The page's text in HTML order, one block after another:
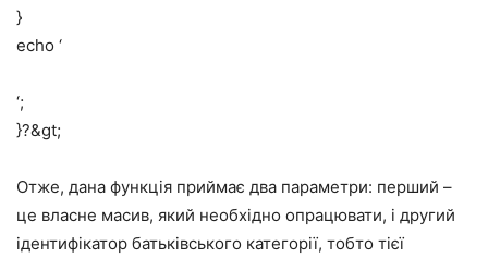
}
echo ‘
‘;
}?&gt;
Отже, дана функція приймає два параметри: перший –
це власне масив, який необхідно опрацювати, і другий
ідентифікатор батьківського категорії, тобто тієї